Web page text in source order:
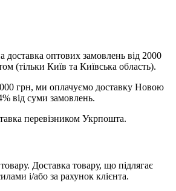
доставка оптових замовлень від 2000
(тільки Київ та Київська область).
грн, ми оплачуємо доставку Новою
від суми замовлень.
перевізником Укрпошта.
Доставка товару, що підлягає
і/або за рахунок клієнта.